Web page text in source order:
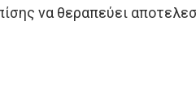
να θεραπεύει